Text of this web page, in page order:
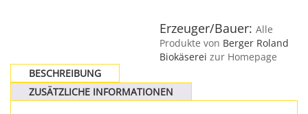
Erzeuger/Bauer:Alle
Produkte von Berger Roland
Biokäsereizur Homepage
BESCHREIBUNG
ZUSÄTZLICHE INFORMATIONEN